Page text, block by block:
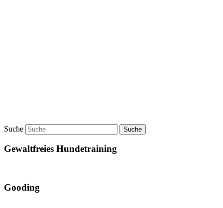
Suche
Gewaltfreies Hundetraining
Gooding